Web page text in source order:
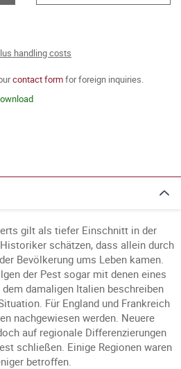
handling costs
contact formfor foreign inquiries.
gilt als tiefer Einschnitt in der
schätzen, dass allein durch
Bevölkerung ums Leben kamen.
der Pest sogar mit denen eines
damaligen Italien beschreiben
Für England und Frankreich
nachgewiesen werden. Neuere
auf regionale Differenzierungen
schließen. Einige Regionen waren
betroffen.